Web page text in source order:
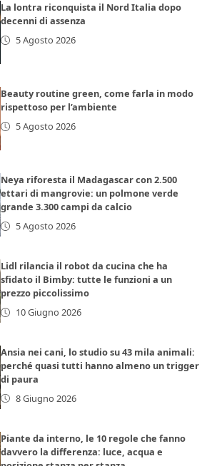
La lontra riconquista il Nord Italia dopo
decenni di assenza
5 Agosto 2026
Beauty routine green, come farla in modo
rispettoso per l’ambiente
5 Agosto 2026
Neya riforesta il Madagascar con 2.500
ettari di mangrovie: un polmone verde
grande 3.300 campi da calcio
5 Agosto 2026
Lidl rilancia il robot da cucina che ha
sfidato il Bimby: tutte le funzioni a un
prezzo piccolissimo
10 Giugno 2026
Ansia nei cani, lo studio su 43 mila animali:
perché quasi tutti hanno almeno un trigger
di paura
8 Giugno 2026
Piante da interno, le 10 regole che fanno
davvero la differenza: luce, acqua e